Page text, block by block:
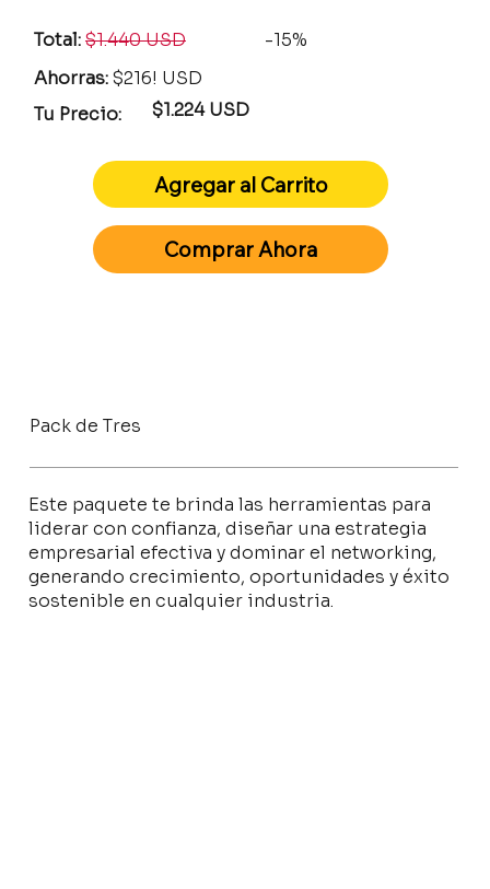
Total:$1.440 USD
Tu Precio:
Agregar al Carrito
$1.224 USD
-15%
Ahorras:$216! USD
Comprar Ahora
Pack de Tres
Este paquete te brinda las herramientas para
liderar con confianza, diseñar una estrategia
empresarial efectiva y dominar el networking,
generando crecimiento, oportunidades y éxito
sostenible en cualquier industria.